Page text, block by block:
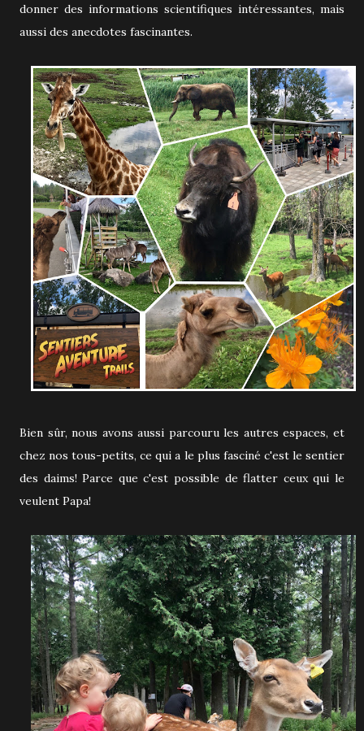
donner des informations scientifiques intéressantes, mais
aussi des anecdotes fascinantes.
Bien sûr, nous avons aussi parcouru les autres espaces, et
chez nos tous-petits, ce qui a le plus fasciné c'est le sentier
des daims! Parce que c'est possible de flatter ceux qui le
veulent Papa!